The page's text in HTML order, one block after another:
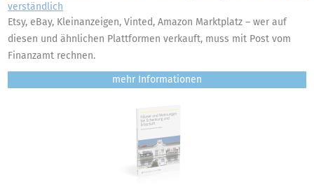
verständlich
Etsy, eBay, Kleinanzeigen, Vinted, Amazon Marktplatz – wer auf
diesen und ähnlichen Plattformen verkauft, muss mit Post vom
Finanzamt rechnen.
mehr